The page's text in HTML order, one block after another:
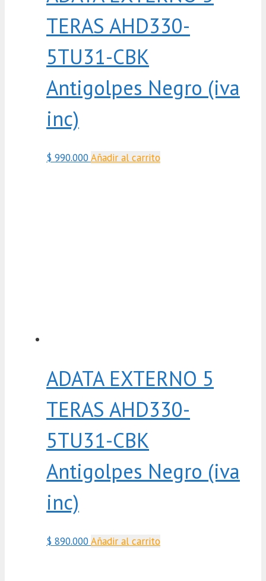
TERAS AHD330-
5TU31-CBK
Antigolpes Negro (iva
inc)
$ 990.000 Añadir al carrito
ADATA EXTERNO 5
TERAS AHD330-
5TU31-CBK
Antigolpes Negro (iva
inc)
$ 890.000 Añadir al carrito